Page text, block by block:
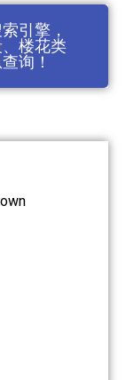
引擎，
楼花类
询！